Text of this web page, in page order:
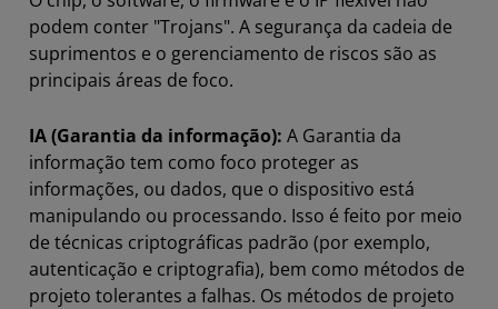
podem conter "Trojans". A segurança da cadeia de
suprimentos e o gerenciamento de riscos são as
principais áreas de foco.
IA (Garantia da informação): A Garantia da
informação tem como foco proteger as
informações, ou dados, que o dispositivo está
manipulando ou processando. Isso é feito por meio
de técnicas criptográficas padrão (por exemplo,
autenticação e criptografia), bem como métodos de
projeto tolerantes a falhas. Os métodos de projeto